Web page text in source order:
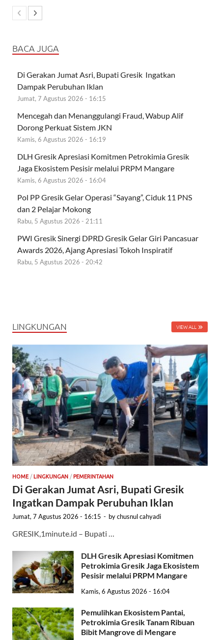
BACA JUGA
Di Gerakan Jumat Asri, Bupati Gresik Ingatkan
Dampak Perubuhan Iklan
Jumat, 7 Agustus 2026 - 16:15
Mencegah dan Menanggulangi Fraud, Wabup Alif
Dorong Perkuat Sistem JKN
Kamis, 6 Agustus 2026 - 16:19
DLH Gresik Apresiasi Komitmen Petrokimia Gresik
Jaga Ekosistem Pesisir melalui PRPM Mangare
Kamis, 6 Agustus 2026 - 16:04
Pol PP Gresik Gelar Operasi “Sayang”, Ciduk 11 PNS
dan 2 Pelajar Mokong
Rabu, 5 Agustus 2026 - 21:11
PWI Gresik Sinergi DPRD Gresik Gelar Giri Pancasuar
Awards 2026, Ajang Apresiasi Tokoh Inspiratif
Rabu, 5 Agustus 2026 - 20:42
LINGKUNGAN VIEW ALL
HOME / LINGKUNGAN / PEMERINTAHAN
Di Gerakan Jumat Asri, Bupati Gresik
Ingatkan Dampak Perubuhan Iklan
Jumat, 7 Agustus 2026 - 16:15 - bychusnul cahyadi
GRESIK,1minute.id – Bupati …
DLH Gresik Apresiasi Komitmen
Petrokimia Gresik Jaga Ekosistem
Pesisir melalui PRPM Mangare
Kamis, 6 Agustus 2026 - 16:04
Pemulihkan Ekosistem Pantai,
Petrokimia Gresik Tanam Ribuan
Bibit Mangrove di Mengare